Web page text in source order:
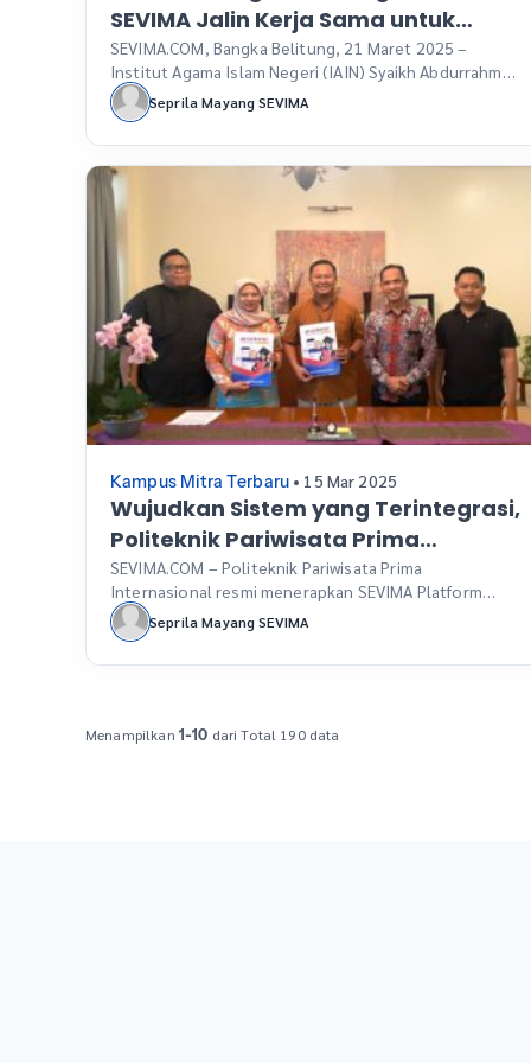
SEVIMA Jalin Kerja Sama untuk
Perkokoh Digitalisasi Kampus
SEVIMA.COM, Bangka Belitung, 21 Maret 2025 –
Institut Agama Islam Negeri (IAIN) Syaikh Abdurrahman
Siddik (SAS) Bangka Belitung resmi menandatangani
nota kesepahaman (MoU) dengan SEVIMA, sebuah
platform teknologi pendidikan terkemuka di
Indonesia. Kerja sama ini menandai langkah strategis
dalam mendukung transformasi digital di lingkungan
akademik IAIN SAS Babel. Kerja sama ini menjadi
tonggak sejarah bagi […]
Seprila Mayang SEVIMA
Kampus Mitra Terbaru • 15 Mar 2025
Wujudkan Sistem yang Terintegrasi,
Politeknik Pariwisata Prima
Internasional Percayakan SEVIMA
Platform
SEVIMA.COM – Politeknik Pariwisata Prima
Internasional resmi menerapkan SEVIMA Platform
sebagai solusi sistem terintegrasi untuk
meningkatkan efisiensi dalam monitoring pimpinan
serta mempermudah pembayaran mahasiswa secara
lingkungan kampus. Penandatanganan kerja sama
Seprila Mayang SEVIMA
Menampilkan 1-10 dari Total 190 data